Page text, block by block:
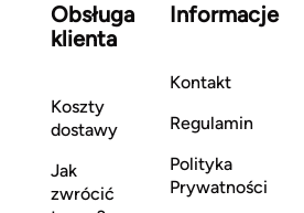
Obsługa
klienta
Koszty
dostawy
Jak
zwrócić
Informacje
Kontakt
Regulamin
Polityka
Prywatności